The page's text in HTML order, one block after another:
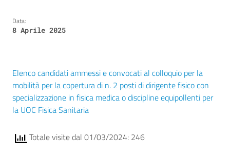
Data:
8 Aprile 2025
Elenco candidati ammessi e convocati al colloquio per la
mobilità per la copertura di n. 2 posti di dirigente fisico con
specializzazione in fisica medica o discipline equipollenti per
la UOC Fisica Sanitaria
Totale visite dal 01/03/2024: 246